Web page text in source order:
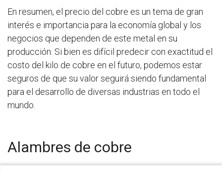
En resumen, el precio del cobre es un tema de gran
interés e importancia para la economía global y los
negocios que dependen de este metal en su
producción. Si bien es difícil predecir con exactitud el
costo del kilo de cobre en el futuro, podemos estar
seguros de que su valor seguirá siendo fundamental
para el desarrollo de diversas industrias en todo el
mundo.
Alambres de cobre